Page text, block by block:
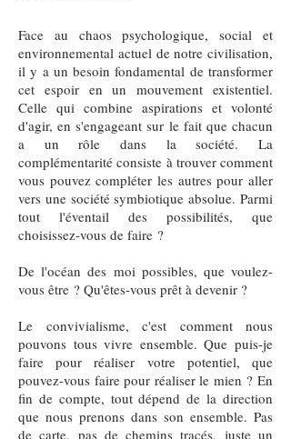
Face au chaos psychologique, social et
environnemental actuel de notre civilisation,
il y a un besoin fondamental de transformer
cet espoir en un mouvement existentiel.
Celle qui combine aspirations et volonté
d'agir, en s'engageant sur le fait que chacun
a un rôle dans la société. La
complémentarité consiste à trouver comment
vous pouvez compléter les autres pour aller
vers une société symbiotique absolue. Parmi
tout l'éventail des possibilités, que
choisissez-vous de faire ?
De l'océan des moi possibles, que voulez-
vous être ? Qu'êtes-vous prêt à devenir ?
​Le convivialisme, c'est comment nous
pouvons tous vivre ensemble. Que puis-je
faire pour réaliser votre potentiel, que
pouvez-vous faire pour réaliser le mien ? En
fin de compte, tout dépend de la direction
que nous prenons dans son ensemble. Pas
de carte, pas de chemins tracés, juste un